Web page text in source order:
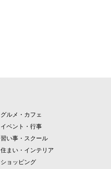
グルメ・カフェ
イベント・行事
習い事・スクール
住まい・インテリア
ショッピング